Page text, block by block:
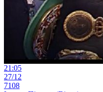
21:05
27/12
7108